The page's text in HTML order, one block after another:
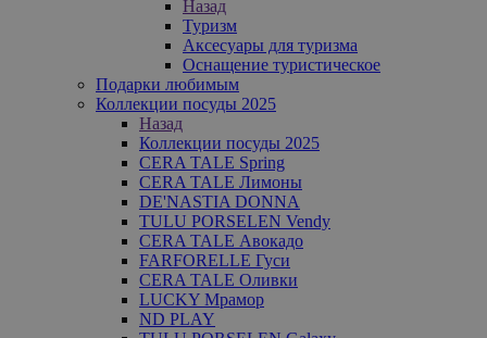
Назад
Туризм
Аксесуары для туризма
Оснащение туристическое
Подарки любимым
Коллекции посуды 2025
Назад
Коллекции посуды 2025
CERA TALE Spring
CERA TALE Лимоны
DE'NASTIA DONNA
TULU PORSELEN Vendy
CERA TALE Авокадо
FARFORELLE Гуси
CERA TALE Оливки
LUCKY Мрамор
ND PLAY